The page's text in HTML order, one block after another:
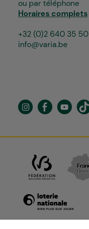
ou par téléphone
Horaires complets
+32 (0)2 640 35 50
info@varia.be